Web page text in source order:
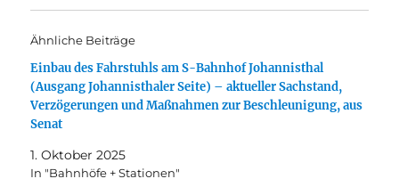
Ähnliche Beiträge
Einbau des Fahrstuhls am S-Bahnhof Johannisthal
(Ausgang Johannisthaler Seite) – aktueller Sachstand,
Verzögerungen und Maßnahmen zur Beschleunigung, aus
Senat
1. Oktober 2025
In "Bahnhöfe + Stationen"